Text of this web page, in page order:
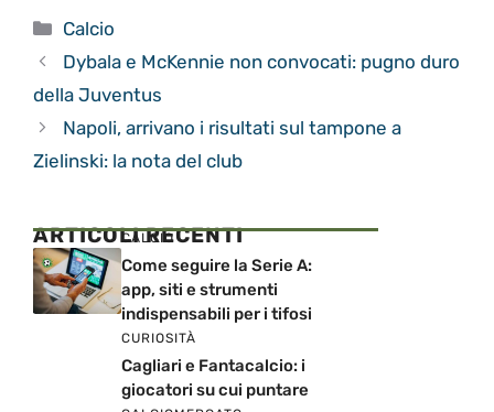
Categorie
Calcio
Dybala e McKennie non convocati: pugno duro
della Juventus
Napoli, arrivano i risultati sul tampone a
Zielinski: la nota del club
ARTICOLI RECENTI
CALCIO
Come seguire la Serie A:
app, siti e strumenti
indispensabili per i tifosi
CURIOSITÀ
Cagliari e Fantacalcio: i
giocatori su cui puntare